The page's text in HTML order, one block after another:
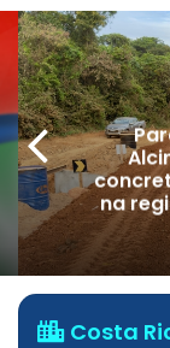
na
Costa